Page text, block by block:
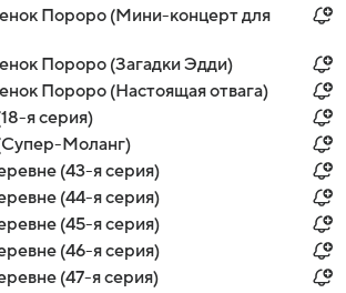
Пороро (Мини-концерт для
Пороро (Загадки Эдди)
Пороро (Настоящая отвага)
я серия)
Моланг)
(43-я серия)
(44-я серия)
(45-я серия)
(46-я серия)
(47-я серия)